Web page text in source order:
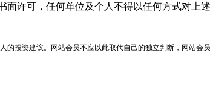
许可，任何单位及个人不得以任何方式对上
投资建议。网站会员不应以此取代自己的独立判断，网站会